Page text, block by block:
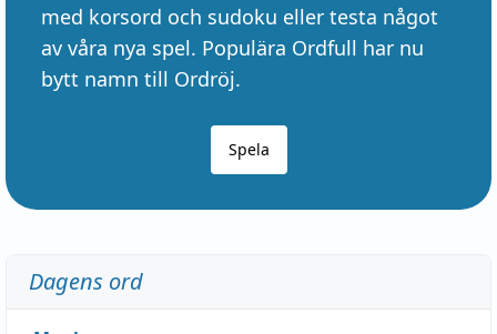
med korsord och sudoku eller testa något
av våra nya spel. Populära Ordfull har nu
bytt namn till Ordröj.
Spela
Dagens ord